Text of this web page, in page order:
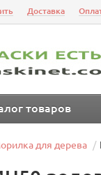
Доставка
товаров
для дерева